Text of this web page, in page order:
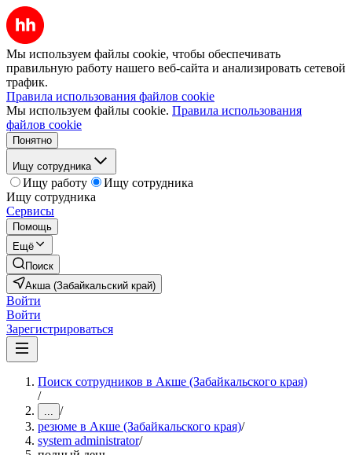
Мы используем файлы cookie, чтобы обеспечивать
правильную работу нашего веб-сайта и анализировать сетевой
трафик.
Правила использования файлов cookie
Мы используем файлы cookie. Правила использования
файлов cookie
Понятно
Ищу сотрудника
Ищу работу
Ищу сотрудника
Ищу сотрудника
Сервисы
Помощь
Ещё
Поиск
Акша (Забайкальский край)
Войти
Войти
Зарегистрироваться
Поиск сотрудников в Акше (Забайкальского края)
/
... /
резюме в Акше (Забайкальского края)/
system administrator/